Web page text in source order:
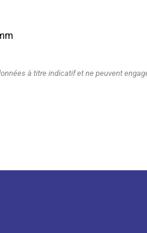
à titre indicatif et ne peuvent